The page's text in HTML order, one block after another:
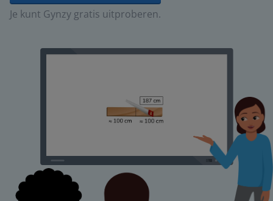
Je kunt Gynzy gratis uitproberen.